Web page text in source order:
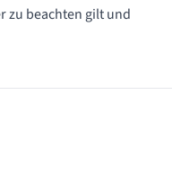
zu beachten gilt und